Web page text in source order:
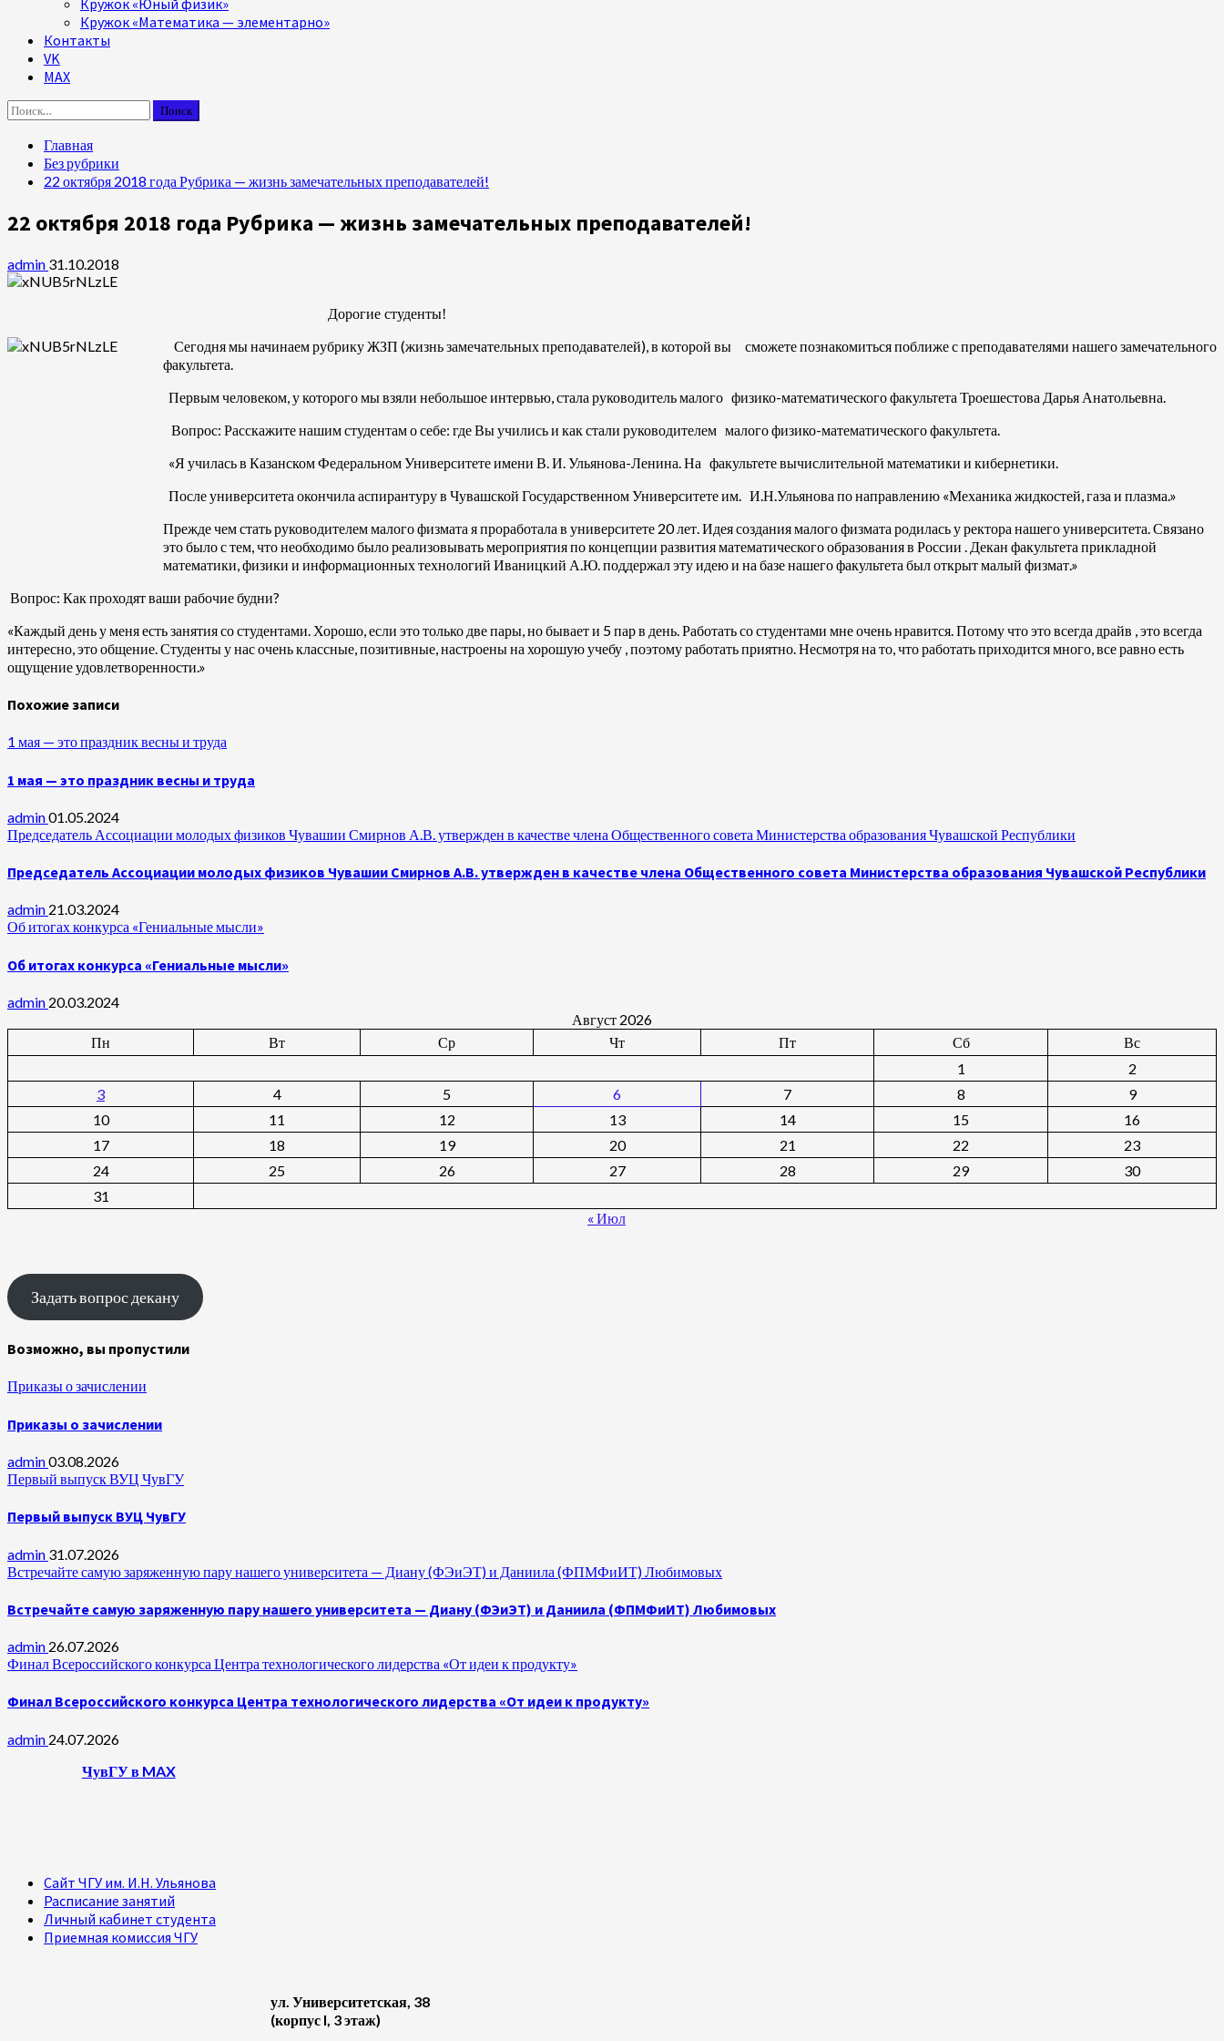
Кружок «Юный физик»
Кружок «Математика — элементарно»
Контакты
VK
MAX
Найти:
Главная
Без рубрики
22 октября 2018 года Рубрика — жизнь замечательных преподавателей!
22 октября 2018 года Рубрика — жизнь замечательных преподавателей!
admin 31.10.2018
Дорогие студенты!
Сегодня мы начинаем рубрику ЖЗП (жизнь замечательных преподавателей), в которой вы сможете познакомиться поближе с преподавателями нашего замечательного
факультета.
Первым человеком, у которого мы взяли небольшое интервью, стала руководитель малого физико-математического факультета Троешестова Дарья Анатольевна.
Вопрос: Расскажите нашим студентам о себе: где Вы учились и как стали руководителем малого физико-математического факультета.
«Я училась в Казанском Федеральном Университете имени В. И. Ульянова-Ленина. На факультете вычислительной математики и кибернетики.
После университета окончила аспирантуру в Чувашской Государственном Университете им. И.Н.Ульянова по направлению «Механика жидкостей, газа и плазма.»
Прежде чем стать руководителем малого физмата я проработала в университете 20 лет. Идея создания малого физмата родилась у ректора нашего университета. Связано
это было с тем, что необходимо было реализовывать мероприятия по концепции развития математического образования в России . Декан факультета прикладной
математики, физики и информационных технологий Иваницкий А.Ю. поддержал эту идею и на базе нашего факультета был открыт малый физмат.»
Вопрос: Как проходят ваши рабочие будни?
«Каждый день у меня есть занятия со студентами. Хорошо, если это только две пары, но бывает и 5 пар в день. Работать со студентами мне очень нравится. Потому что это всегда драйв , это всегда
интересно, это общение. Студенты у нас очень классные, позитивные, настроены на хорошую учебу , поэтому работать приятно. Несмотря на то, что работать приходится много, все равно есть
ощущение удовлетворенности.»
Похожие записи
1 мая — это праздник весны и труда
1 мая — это праздник весны и труда
admin01.05.2024
Председатель Ассоциации молодых физиков Чувашии Смирнов А.В. утвержден в качестве члена Общественного совета Министерства образования Чувашской Республики
Председатель Ассоциации молодых физиков Чувашии Смирнов А.В. утвержден в качестве члена Общественного совета Министерства образования Чувашской Республики
admin 21.03.2024
Об итогах конкурса «Гениальные мысли»
Об итогах конкурса «Гениальные мысли»
admin 20.03.2024
Август 2026
Пн
Вт Ср Чт Пт Сб
Вс
1
2
3
4 5 6 7 8
9
10
11 12 13 14 15
16
17
18 19 20 21 22
23
24
25 26 27 28 29
30
31
« Июл
Задать вопрос декану
Возможно, вы пропустили
Приказы о зачислении
Приказы о зачислении
admin03.08.2026
Первый выпуск ВУЦ ЧувГУ
Первый выпуск ВУЦ ЧувГУ
admin 31.07.2026
Встречайте самую заряженную пару нашего университета — Диану (ФЭиЭТ) и Даниила (ФПМФиИТ) Любимовых
Встречайте самую заряженную пару нашего университета — Диану (ФЭиЭТ) и Даниила (ФПМФиИТ) Любимовых
admin 26.07.2026
Финал Всероссийского конкурса Центра технологического лидерства «От идеи к продукту»
Финал Всероссийского конкурса Центра технологического лидерства «От идеи к продукту»
admin 24.07.2026
ЧувГУ в MAX
Сайт ЧГУ им. И.Н. Ульянова
Расписание занятий
Личный кабинет студента
Приемная комиссия ЧГУ
ул. Университетская, 38
(корпус I, 3 этаж)